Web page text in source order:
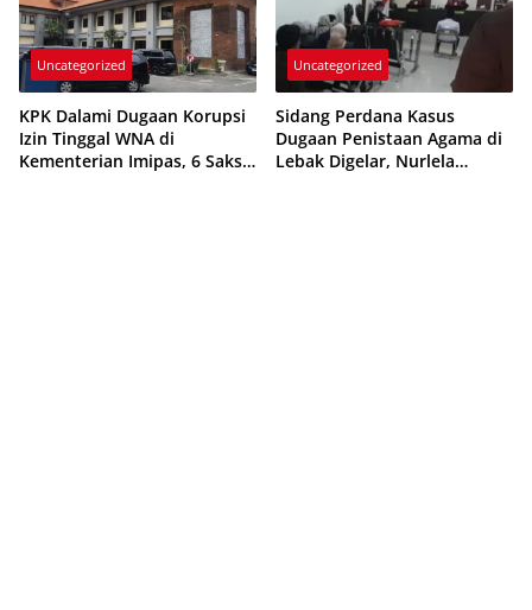
Uncategorized
KPK Dalami Dugaan Korupsi
Izin Tinggal WNA di
Kementerian Imipas, 6 Saksi
Uncategorized
Sidang Perdana Kasus
Dugaan Penistaan Agama di
Lebak Digelar, Nurlela